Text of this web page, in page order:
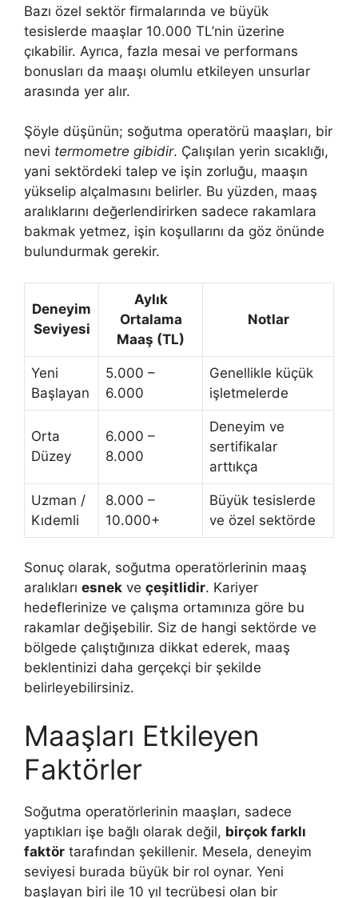
Bazı özel sektör firmalarında ve büyük
tesislerde maaşlar 10.000 TL’nin üzerine
çıkabilir. Ayrıca, fazla mesai ve performans
bonusları da maaşı olumlu etkileyen unsurlar
arasında yer alır.
Şöyle düşünün; soğutma operatörü maaşları, bir
nevi termometre gibidir. Çalışılan yerin sıcaklığı,
yani sektördeki talep ve işin zorluğu, maaşın
yükselip alçalmasını belirler. Bu yüzden, maaş
aralıklarını değerlendirirken sadece rakamlara
bakmak yetmez, işin koşullarını da göz önünde
bulundurmak gerekir.
Deneyim
Seviyesi
Aylık
Ortalama
Maaş (TL)
Notlar
Yeni
Başlayan
5.000 –
6.000
Genellikle küçük
işletmelerde
Orta
Düzey
6.000 –
8.000
Deneyim ve
sertifikalar
arttıkça
Uzman /
Kıdemli
8.000 –
10.000+
Büyük tesislerde
ve özel sektörde
Sonuç olarak, soğutma operatörlerinin maaş
aralıkları esnek ve çeşitlidir. Kariyer
hedeflerinize ve çalışma ortamınıza göre bu
rakamlar değişebilir. Siz de hangi sektörde ve
bölgede çalıştığınıza dikkat ederek, maaş
beklentinizi daha gerçekçi bir şekilde
belirleyebilirsiniz.
Maaşları Etkileyen
Faktörler
Soğutma operatörlerinin maaşları, sadece
yaptıkları işe bağlı olarak değil, birçok farklı
faktör tarafından şekillenir. Mesela, deneyim
seviyesi burada büyük bir rol oynar. Yeni
başlayan biri ile 10 yıl tecrübesi olan bir